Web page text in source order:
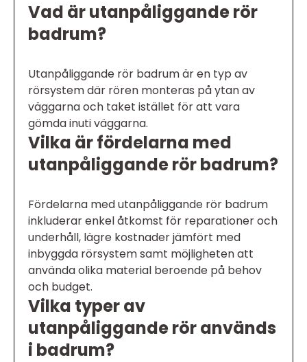
Vad är utanpåliggande rör
badrum?
Utanpåliggande rör badrum är en typ av
rörsystem där rören monteras på ytan av
väggarna och taket istället för att vara
gömda inuti väggarna.
Vilka är fördelarna med
utanpåliggande rör badrum?
Fördelarna med utanpåliggande rör badrum
inkluderar enkel åtkomst för reparationer och
underhåll, lägre kostnader jämfört med
inbyggda rörsystem samt möjligheten att
använda olika material beroende på behov
och budget.
Vilka typer av
utanpåliggande rör används
i badrum?